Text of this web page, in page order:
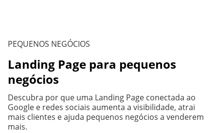
PEQUENOS NEGÓCIOS
Landing Page para pequenos
negócios
Descubra por que uma Landing Page conectada ao
Google e redes sociais aumenta a visibilidade, atrai
mais clientes e ajuda pequenos negócios a venderem
mais.